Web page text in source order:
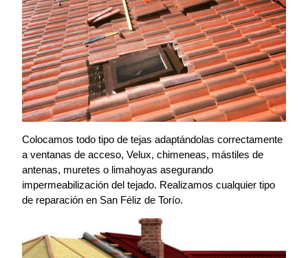
Colocamos todo tipo de tejas adaptándolas correctamente
a ventanas de acceso, Velux, chimeneas, mástiles de
antenas, muretes o limahoyas asegurando
impermeabilización del tejado. Realizamos cualquier tipo
de reparación en San Féliz de Torío.